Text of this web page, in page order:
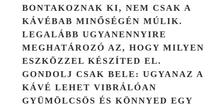
BONTAKOZNAK KI, NEM CSAK A
KÁVÉBAB MINŐSÉGÉN MÚLIK.
LEGALÁBB UGYANENNYIRE
MEGHATÁROZÓ AZ, HOGY MILYEN
ESZKÖZZEL KÉSZÍTED EL.
GONDOLJ CSAK BELE: UGYANAZ A
KÁVÉ LEHET VIBRÁLÓAN
GYÜMÖLCSÖS ÉS KÖNNYED EGY